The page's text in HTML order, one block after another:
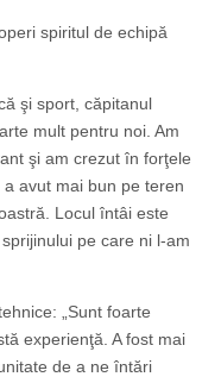
spiritul de echipă
şi sport, căpitanul
mult pentru noi. Am
şi am crezut în forţele
avut mai bun pe teren
Locul întâi este
pe care ni l-am
„Sunt foarte
experienţă. A fost mai
de a ne întări